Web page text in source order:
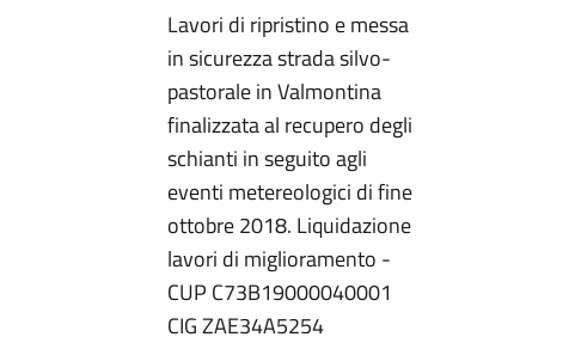
Lavori di ripristino e messa
in sicurezza strada silvo-
pastorale in Valmontina
finalizzata al recupero degli
schianti in seguito agli
eventi metereologici di fine
ottobre 2018. Liquidazione
lavori di miglioramento -
CUP C73B19000040001
CIG ZAE34A5254